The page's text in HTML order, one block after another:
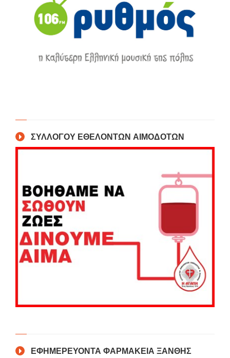
ΣΥΛΛΟΓΟΥ ΕΘΕΛΟΝΤΩΝ ΑΙΜΟΔΟΤΩΝ
ΕΦΗΜΕΡΕΥΟΝΤΑ ΦΑΡΜΑΚΕΙΑ ΞΑΝΘΗΣ